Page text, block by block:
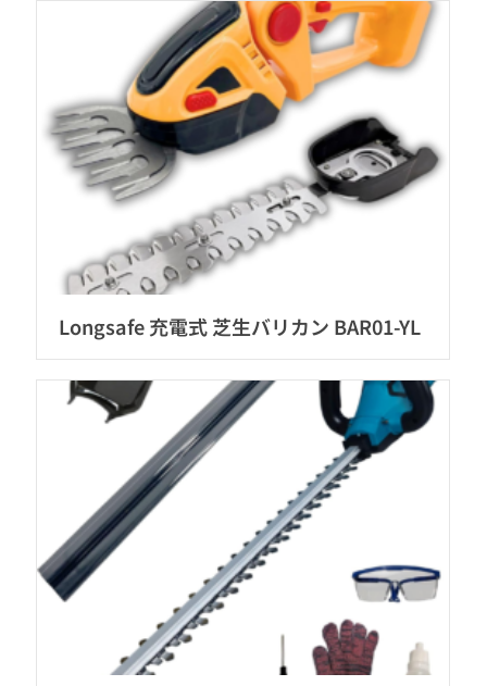
Longsafe 充電式 芝生バリカン BAR01-YL